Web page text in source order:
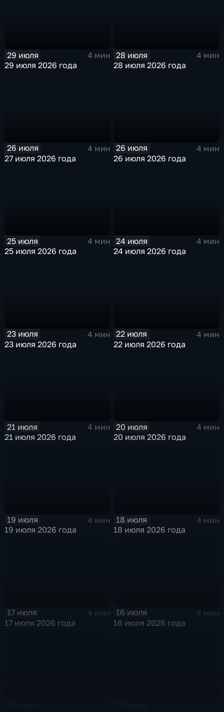
29 июля
4 мин
29 июля 2026 года
28 июля
4 мин
28 июля 2026 года
26 июля
4 мин
27 июля 2026 года
26 июля
4 мин
26 июля 2026 года
25 июля
4 мин
25 июля 2026 года
24 июля
4 мин
24 июля 2026 года
23 июля
4 мин
23 июля 2026 года
22 июля
4 мин
22 июля 2026 года
21 июля
4 мин
21 июля 2026 года
20 июля
4 мин
20 июля 2026 года
19 июля
4 мин
19 июля 2026 года
18 июля
4 мин
18 июля 2026 года
17 июля
4 мин
17 июля 2026 года
16 июля
4 мин
16 июля 2026 года